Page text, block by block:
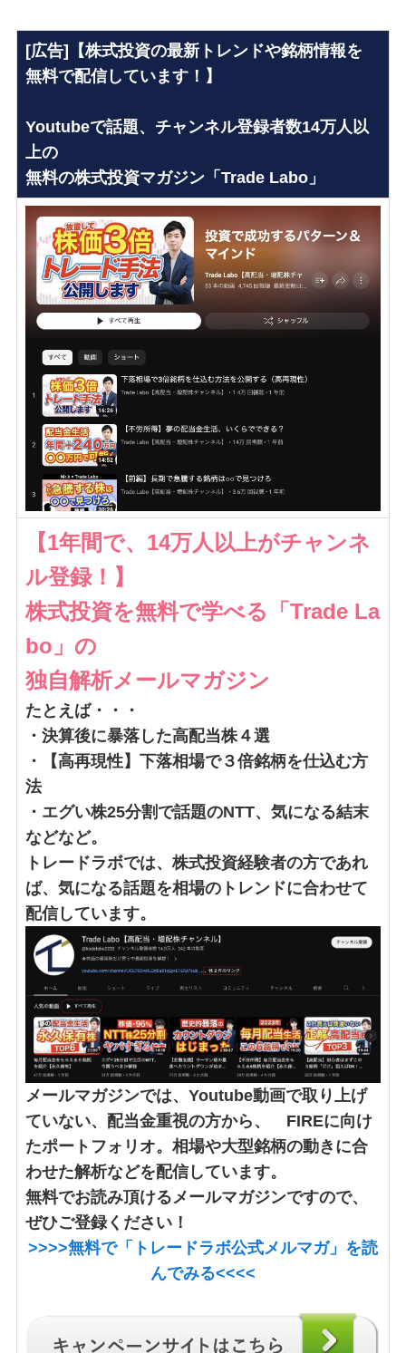
[広告]【株式投資の最新トレンドや銘柄情報を
無料で配信しています！】
Youtubeで話題、チャンネル登録者数14万人以
上の
無料の株式投資マガジン「Trade Labo」
【1年間で、14万人以上がチャンネ
ル登録！】
株式投資を無料で学べる「Trade La
bo」の
独自解析メールマガジン
たとえば・・・
・決算後に暴落した高配当株４選
・【高再現性】下落相場で３倍銘柄を仕込む方
法
・エグい株25分割で話題のNTT、気になる結末
などなど。
トレードラボでは、株式投資経験者の方であれ
ば、気になる話題を相場のトレンドに合わせて
配信しています。
メールマガジンでは、Youtube動画で取り上げ
ていない、配当金重視の方から、 FIREに向け
たポートフォリオ。相場や大型銘柄の動きに合
わせた解析などを配信しています。
無料でお読み頂けるメールマガジンですので、
ぜひご登録ください！
>>>>無料で「トレードラボ公式メルマガ」 を読
んでみる<<<<